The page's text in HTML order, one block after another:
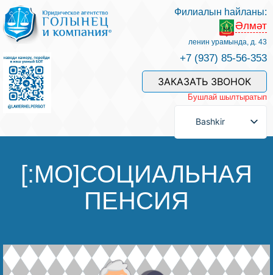
Беҙҙең белгестәр һәм хеҙмәттәр
Хеҙмәт хаҡын түләү
Һорау биреү
Филиалын һайланы:
Әлмәт
ленин урамында, д. 43
+7 (937) 85-56-353
ЗАКАЗАТЬ ЗВОНОК
Бушлай шылтыратып
Bashkir
[:MO]СОЦИАЛЬНАЯ
ПЕНСИЯ